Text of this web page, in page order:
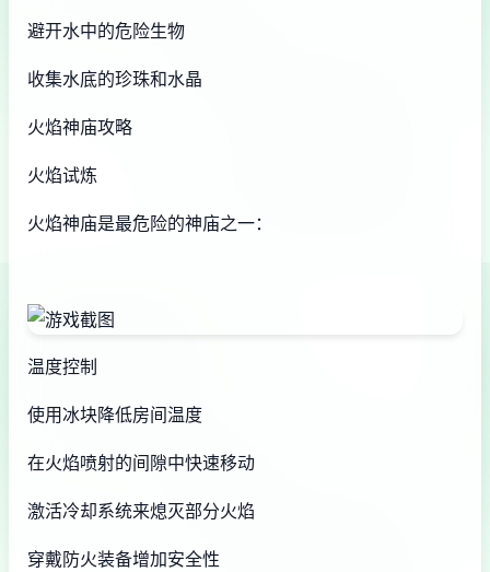
避开水中的危险生物
收集水底的珍珠和水晶
火焰神庙攻略
火焰试炼
火焰神庙是最危险的神庙之一：
温度控制
使用冰块降低房间温度
在火焰喷射的间隙中快速移动
激活冷却系统来熄灭部分火焰
穿戴防火装备增加安全性